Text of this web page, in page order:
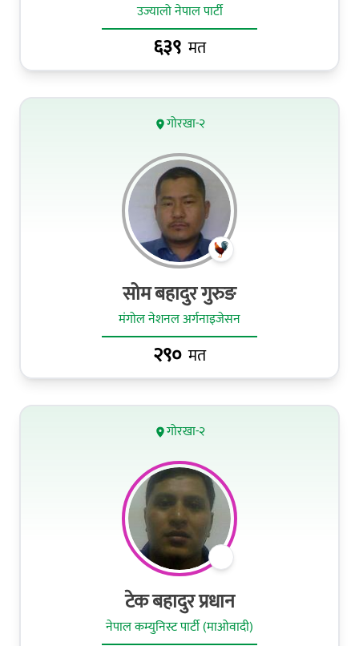
उज्यालो नेपाल पार्टी
६३९ मत
गोरखा-२
सोम बहादुर गुरुङ
मंगोल नेशनल अर्गनाइजेसन
२९० मत
गोरखा-२
टेक बहादुर प्रधान
नेपाल कम्युनिस्ट पार्टी (माओवादी)